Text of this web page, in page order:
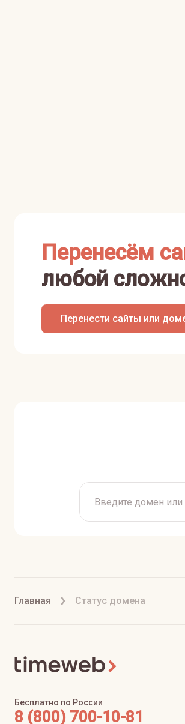
Перенесём
любой
Перенести сайты или
Главная Статус домена
Бесплатно по России
8 (800) 700-10-81